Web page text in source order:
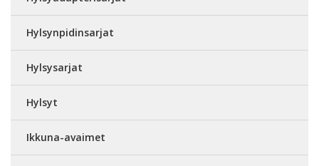
Hylsynpidinsarjat
Hylsysarjat
Hylsyt
Ikkuna-avaimet